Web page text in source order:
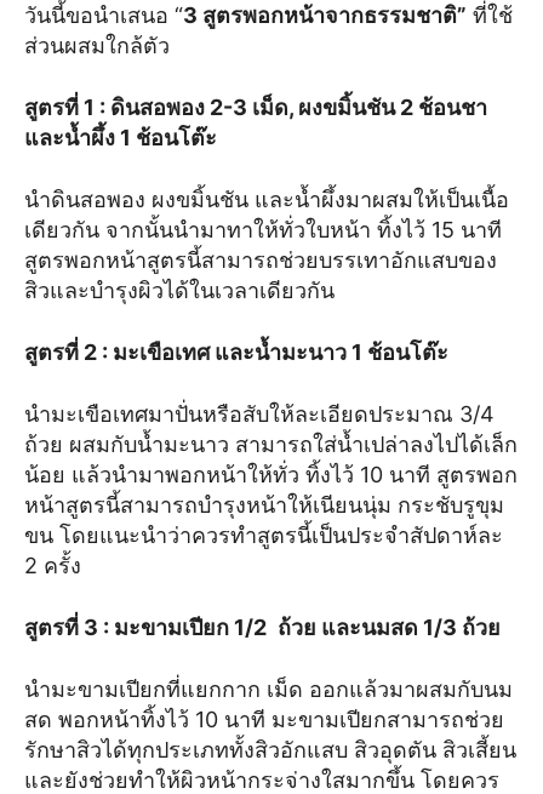
วันนี้ขอนำเสนอ “3 สูตรพอกหน้าจากธรรมชาติ” ที่ใช้
ส่วนผสมใกล้ตัว
สูตรที่ 1 : ดินสอพอง 2-3 เม็ด, ผงขมิ้นชัน 2 ช้อนชา
และน้ำผึ้ง 1 ช้อนโต๊ะ
นำดินสอพอง ผงขมิ้นชัน และน้ำผึ้งมาผสมให้เป็นเนื้อ
เดียวกัน จากนั้นนำมาทาให้ทั่วใบหน้า ทิ้งไว้ 15 นาที
สูตรพอกหน้าสูตรนี้สามารถช่วยบรรเทาอักแสบของ
สิวและบำรุงผิวได้ในเวลาเดียวกัน
สูตรที่ 2 : มะเขือเทศ และน้ำมะนาว 1 ช้อนโต๊ะ
นำมะเขือเทศมาปั่นหรือสับให้ละเอียดประมาณ 3/4
ถ้วย ผสมกับน้ำมะนาว สามารถใส่น้ำเปล่าลงไปได้เล็ก
น้อย แล้วนำมาพอกหน้าให้ทั่ว ทิ้งไว้ 10 นาที สูตรพอก
หน้าสูตรนี้สามารถบำรุงหน้าให้เนียนนุ่ม กระชับรูขุม
ขน โดยแนะนำว่าควรทำสูตรนี้เป็นประจำสัปดาห์ละ
2 ครั้ง
สูตรที่ 3 : มะขามเปียก 1/2 ถ้วย และนมสด 1/3 ถ้วย
นำมะขามเปียกที่แยกกาก เม็ด ออกแล้วมาผสมกับนม
สด พอกหน้าทิ้งไว้ 10 นาที มะขามเปียกสามารถช่วย
รักษาสิวได้ทุกประเภททั้งสิวอักแสบ สิวอุดตัน สิวเสี้ยน
และยังช่วยทำให้ผิวหน้ากระจ่างใสมากขึ้น โดยควร